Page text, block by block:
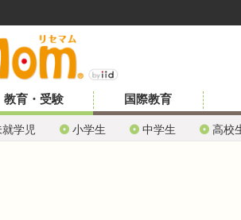
教育・受験
学児 小学生 中学生 高校
国際教育